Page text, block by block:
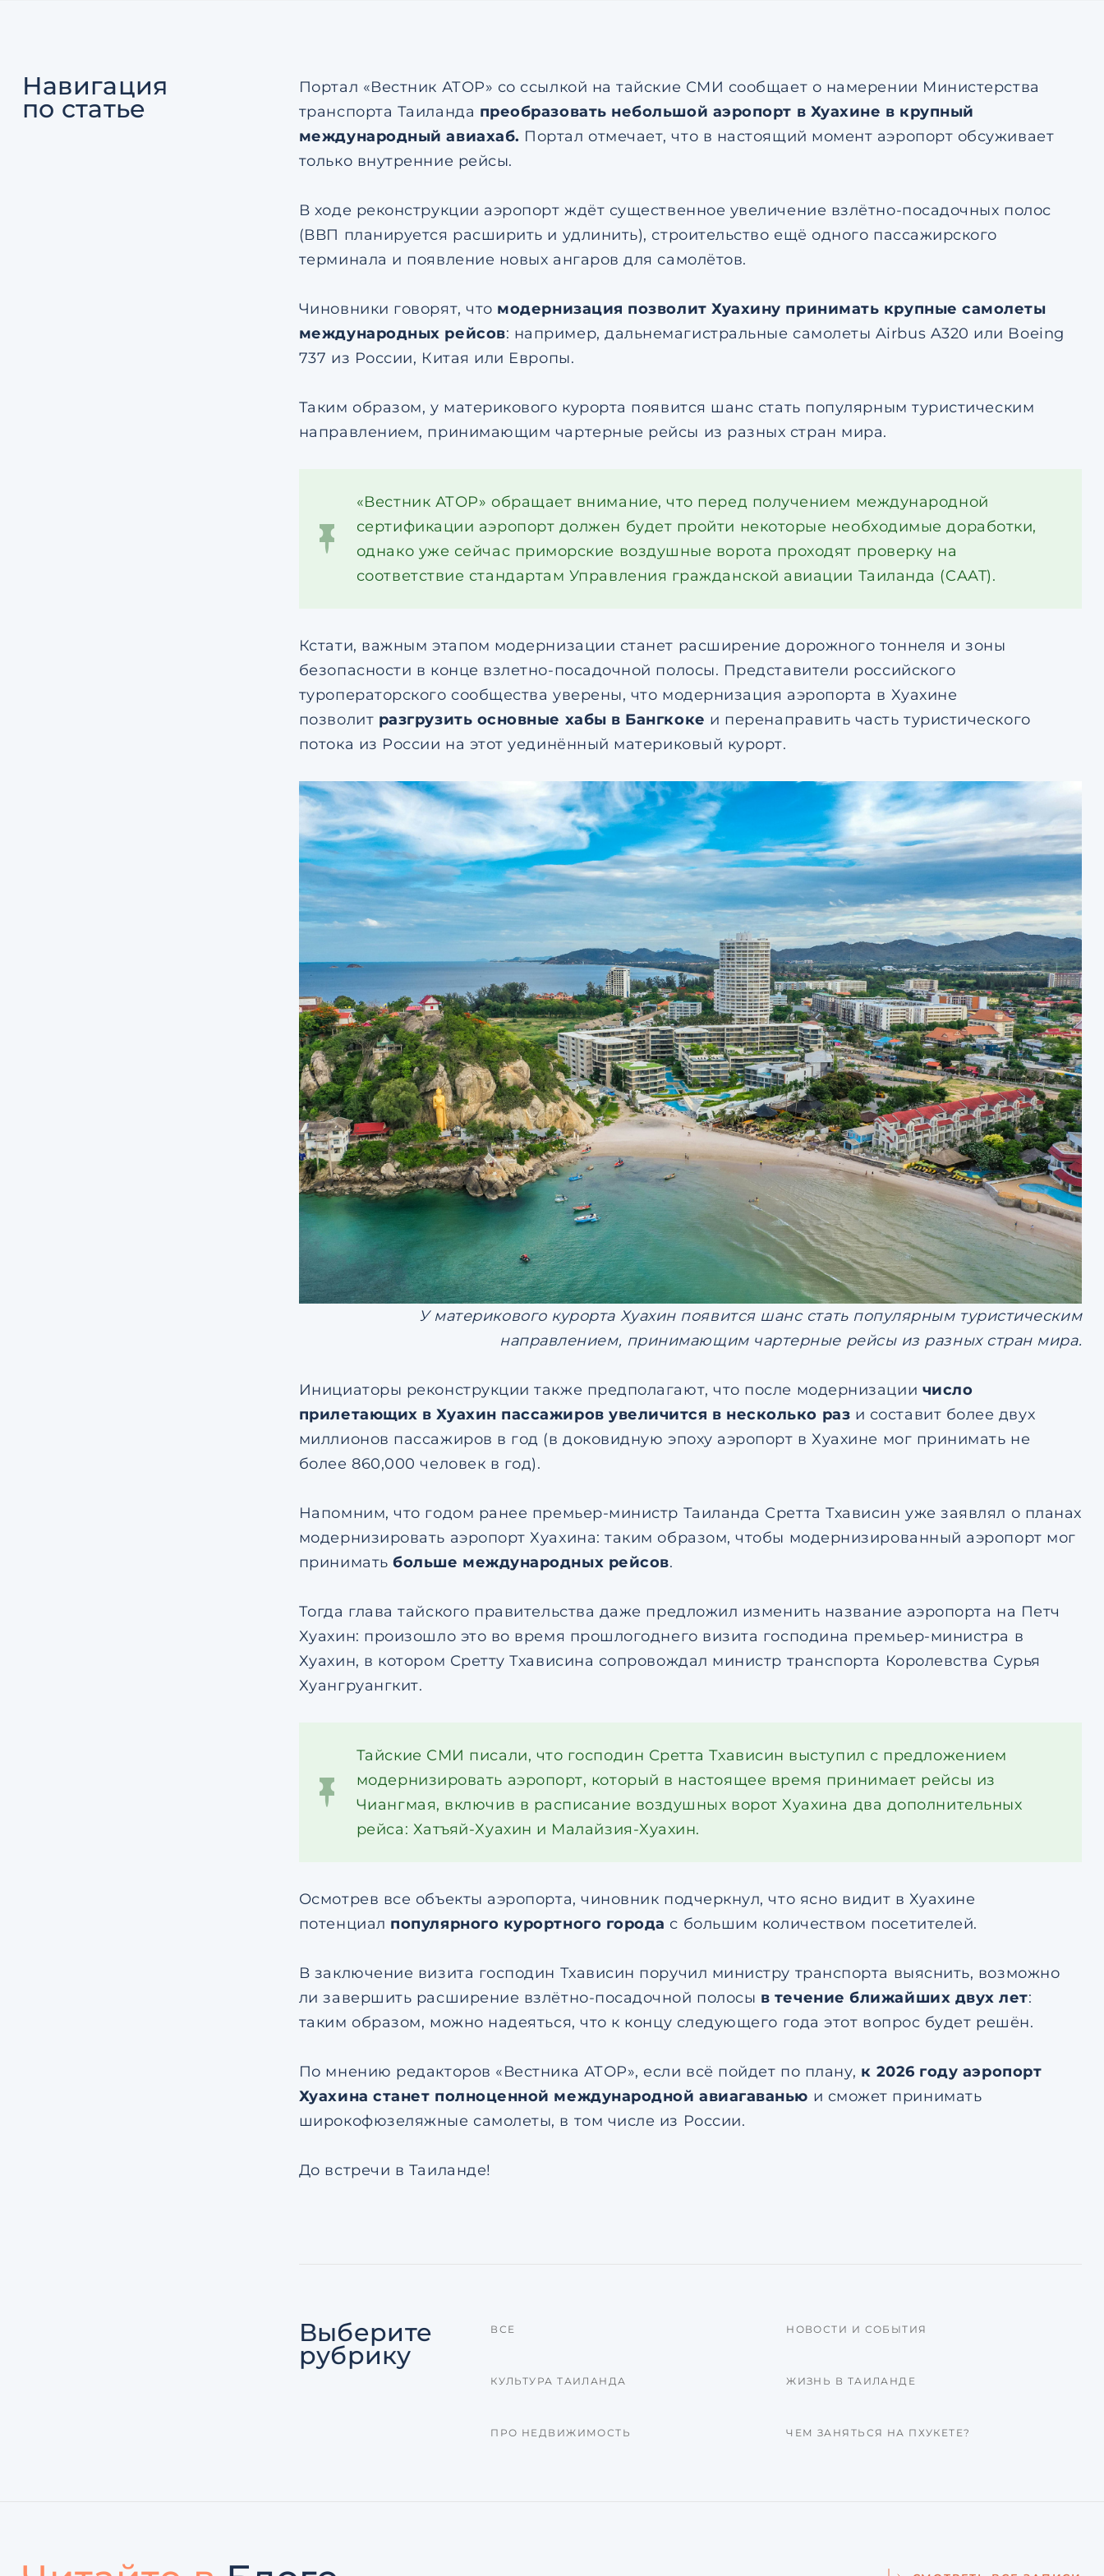
Навигация
по статье
Портал «Вестник АТОР» со ссылкой на тайские СМИ сообщает о намерении Министерства
транспорта Таиланда преобразовать небольшой аэропорт в Хуахине в крупный
международный авиахаб. Портал отмечает, что в настоящий момент аэропорт обсуживает
только внутренние рейсы.
В ходе реконструкции аэропорт ждёт существенное увеличение взлётно-посадочных полос
(ВВП планируется расширить и удлинить), строительство ещё одного пассажирского
терминала и появление новых ангаров для самолётов.
Чиновники говорят, что модернизация позволит Хуахину принимать крупные самолеты
международных рейсов: например, дальнемагистральные самолеты Airbus A320 или Boeing
737 из России, Китая или Европы.
Таким образом, у материкового курорта появится шанс стать популярным туристическим
направлением, принимающим чартерные рейсы из разных стран мира.
«Вестник АТОР» обращает внимание, что перед получением международной
сертификации аэропорт должен будет пройти некоторые необходимые доработки,
однако уже сейчас приморские воздушные ворота проходят проверку на
соответствие стандартам Управления гражданской авиации Таиланда (CAAT).
Кстати, важным этапом модернизации станет расширение дорожного тоннеля и зоны
безопасности в конце взлетно-посадочной полосы. Представители российского
туроператорского сообщества уверены, что модернизация аэропорта в Хуахине
позволит разгрузить основные хабы в Бангкоке и перенаправить часть туристического
потока из России на этот уединённый материковый курорт.
У материкового курорта Хуахин появится шанс стать популярным туристическим
направлением, принимающим чартерные рейсы из разных стран мира.
Инициаторы реконструкции также предполагают, что после модернизации число
прилетающих в Хуахин пассажиров увеличится в несколько раз и составит более двух
миллионов пассажиров в год (в доковидную эпоху аэропорт в Хуахине мог принимать не
более 860,000 человек в год).
Напомним, что годом ранее премьер-министр Таиланда Сретта Тхависин уже заявлял о планах
модернизировать аэропорт Хуахина: таким образом, чтобы модернизированный аэропорт мог
приниматьбольше международных рейсов.
Тогда глава тайского правительства даже предложил изменить название аэропорта на Петч
Хуахин: произошло это во время прошлогоднего визита господина премьер-министра в
Хуахин, в котором Сретту Тхависина сопровождал министр транспорта Королевства Сурья
Хуангруангкит.
Тайские СМИ писали, что господин Сретта Тхависин выступил с предложением
модернизировать аэропорт, который в настоящее время принимает рейсы из
Чиангмая, включив в расписание воздушных ворот Хуахина два дополнительных
рейса: Хатъяй-Хуахин и Малайзия-Хуахин.
Осмотрев все объекты аэропорта, чиновник подчеркнул, что ясно видит в Хуахине
потенциал популярного курортного города с большим количеством посетителей.
В заключение визита господин Тхависин поручил министру транспорта выяснить, возможно
ли завершить расширение взлётно-посадочной полосы в течение ближайших двух лет:
таким образом, можно надеяться, что к концу следующего года этот вопрос будет решён.
По мнению редакторов «Вестника АТОР», если всё пойдет по плану, к 2026 году аэропорт
Хуахина станет полноценной международной авиагаванью и сможет принимать
широкофюзеляжные самолеты, в том числе из России.
До встречи в Таиланде!
Выберите
рубрику
ВСЕ
КУЛЬТУРА ТАИЛАНДА
ПРО НЕДВИЖИМОСТЬ
НОВОСТИ И СОБЫТИЯ
ЖИЗНЬ В ТАИЛАНДЕ
ЧЕМ ЗАНЯТЬСЯ НА ПХУКЕТЕ?
персональных данных